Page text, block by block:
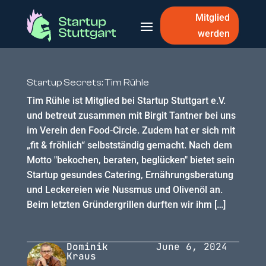
Mitglied
werden
Startup Secrets: Tim Rühle
Tim Rühle ist Mitglied bei Startup Stuttgart e.V.
und betreut zusammen mit Birgit Tantner bei uns
im Verein den Food-Circle. Zudem hat er sich mit
„fit & fröhlich“ selbstständig gemacht. Nach dem
Motto "bekochen, beraten, beglücken" bietet sein
Startup gesundes Catering, Ernährungsberatung
und Leckereien wie Nussmus und Olivenöl an.
Beim letzten Gründergrillen durften wir ihm […]
Dominik
Kraus
June 6, 2024